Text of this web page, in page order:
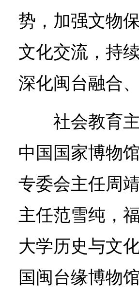
势，加强文物
文化交流，持
深化闽台融合
社会教育
中国国家博物
专委会主任周
主任范雪纯，
大学历史与文
国闽台缘博物